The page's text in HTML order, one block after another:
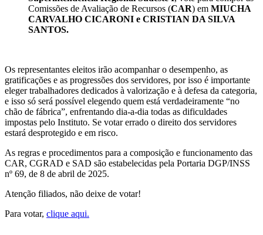
Comissões de Avaliação de Recursos (CAR) em MIUCHA
CARVALHO CICARONI e CRISTIAN DA SILVA
SANTOS.
Os representantes eleitos irão acompanhar o desempenho, as
gratificações e as progressões dos servidores, por isso é importante
eleger trabalhadores dedicados à valorização e à defesa da categoria,
e isso só será possível elegendo quem está verdadeiramente “no
chão de fábrica”, enfrentando dia-a-dia todas as dificuldades
impostas pelo Instituto. Se votar errado o direito dos servidores
estará desprotegido e em risco.
As regras e procedimentos para a composição e funcionamento das
CAR, CGRAD e SAD são estabelecidas pela Portaria DGP/INSS
nº 69, de 8 de abril de 2025.
Atenção filiados, não deixe de votar!
Para votar, clique aqui.